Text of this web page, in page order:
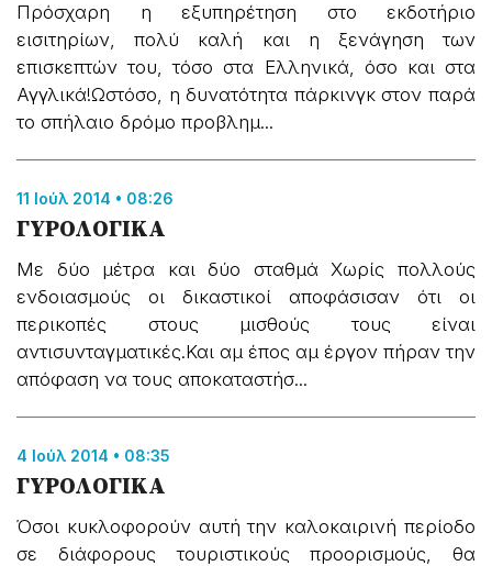
Πρόσχαρη η εξυπηρέτηση στο εκδοτήριο
εισιτηρίων, πολύ καλή και η ξενάγηση των
επισκεπτών του, τόσο στα Ελληνικά, όσο και στα
Αγγλικά!Ωστόσο, η δυνατότητα πάρκινγκ στον παρά
το σπήλαιο δρόμο προβλημ...
11 Ιούλ 2014 • 08:26
ΓΥΡΟΛΟΓΙΚΑ
Με δύο μέτρα και δύο σταθμά Χωρίς πολλούς
ενδοιασμούς οι δικαστικοί αποφάσισαν ότι οι
περικοπές στους μισθούς τους είναι
αντισυνταγματικές.Και αμ έπος αμ έργον πήραν την
απόφαση να τους αποκαταστήσ...
4 Ιούλ 2014 • 08:35
ΓΥΡΟΛΟΓΙΚΑ
Όσοι κυκλοφορούν αυτή την καλοκαιρινή περίοδο
σε διάφορους τουριστικούς προορισμούς, θα